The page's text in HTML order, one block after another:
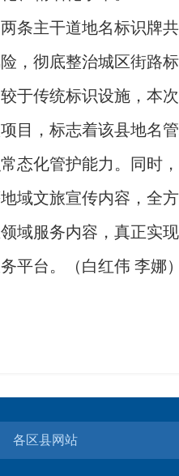
主干道地名标识牌
，彻底整治城区街路
于传统标识设施，本
目，标志着该县地名
态化管护能力。同时
域文旅宣传内容，全
域服务内容，真正实
平台。（白红伟 李娜）
各区县网站